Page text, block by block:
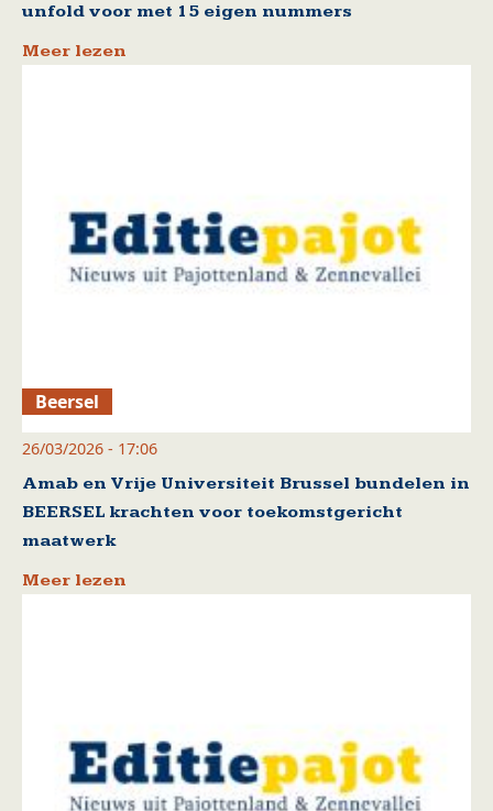
unfold voor met 15 eigen nummers
Meer lezen
Beersel
26/03/2026 - 17:06
Amab en Vrije Universiteit Brussel bundelen in
BEERSEL krachten voor toekomstgericht
maatwerk
Meer lezen